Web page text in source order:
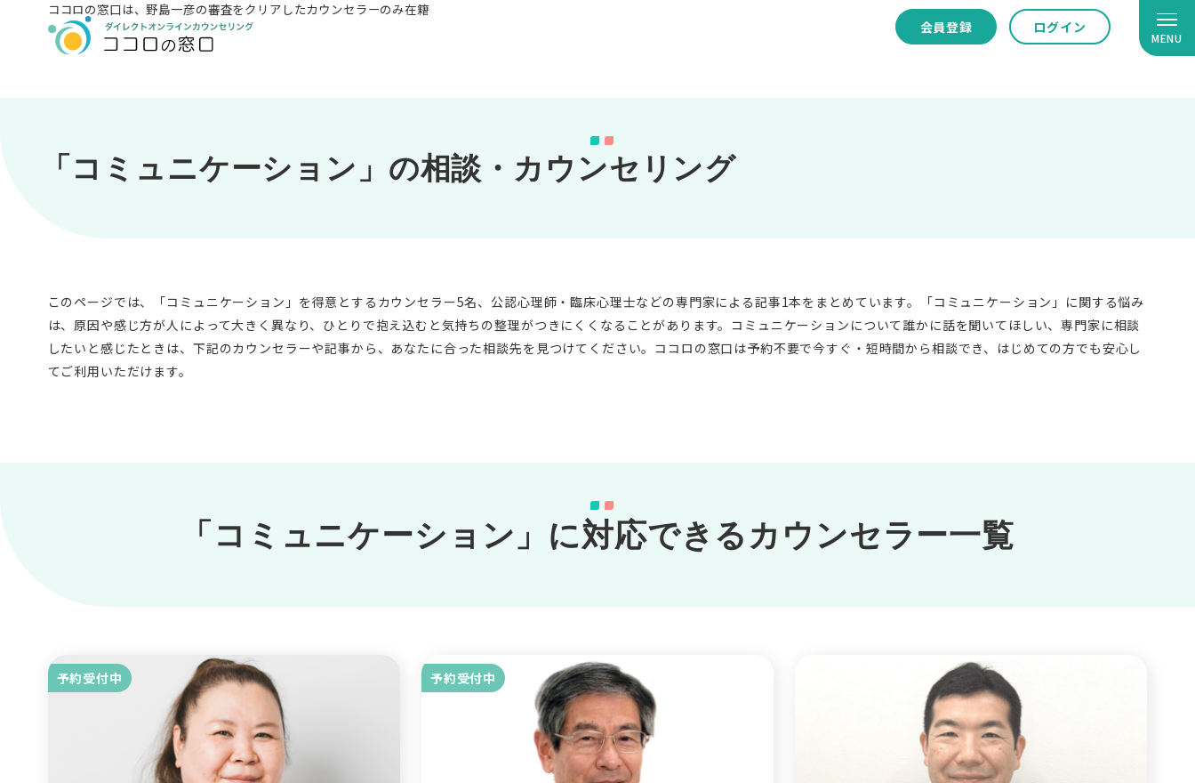
MENU
ココロの窓口は、野島一彦の審査をクリアしたカウンセラーのみ在籍
会員登録
ログイン
「コミュニケーション」の相談・カウンセリング
このページでは、「コミュニケーション」を得意とするカウンセラー5名、公認心理師・臨床心理士などの専門家による記事1本をまとめています。「コミュニケーション」に関する悩み
は、原因や感じ方が人によって大きく異なり、ひとりで抱え込むと気持ちの整理がつきにくくなることがあります。コミュニケーションについて誰かに話を聞いてほしい、専門家に相談
したいと感じたときは、下記のカウンセラーや記事から、あなたに合った相談先を見つけてください。ココロの窓口は予約不要で今すぐ・短時間から相談でき、はじめての方でも安心し
てご利用いただけます。
「コミュニケーション」に対応できるカウンセラー一覧
予約受付中 予約受付中